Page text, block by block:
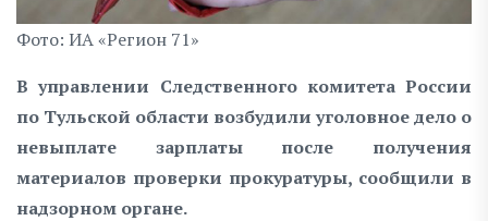
Фото: ИА «Регион 71»
В управлении Следственного комитета России
по Тульской области возбудили уголовное дело о
невыплате зарплаты после получения
материалов проверки прокуратуры, сообщили в
надзорном органе.